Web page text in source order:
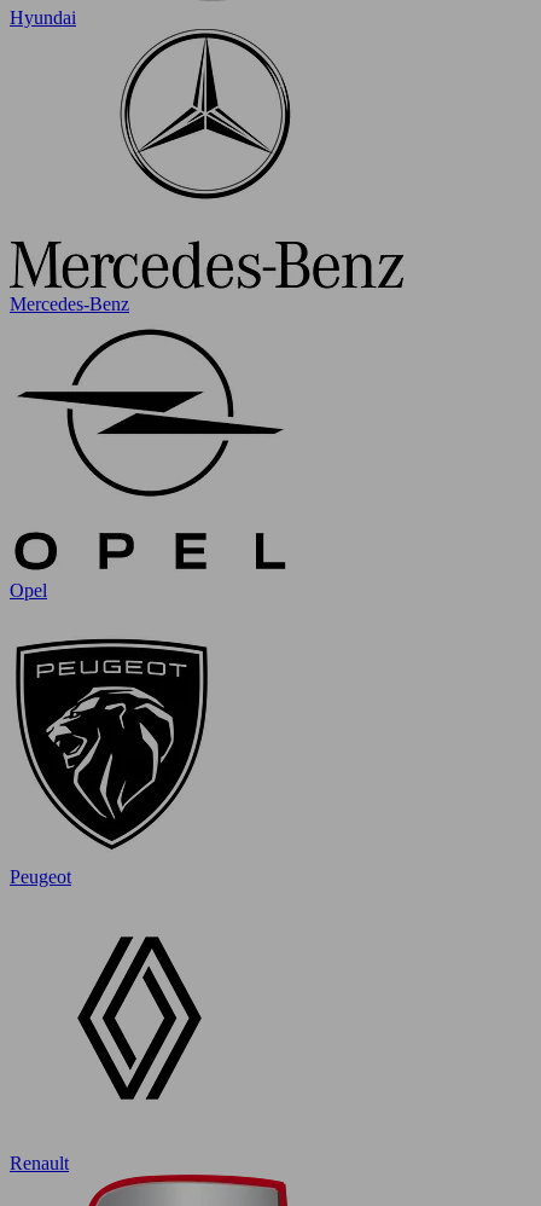
Hyundai
Mercedes-Benz
Opel
Peugeot
Renault